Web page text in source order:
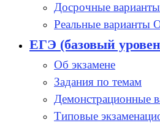
Досрочные
Реальные варианты
ЕГЭ (базовый
Об экзамене
Задания по темам
Демонстрационные
Типовые